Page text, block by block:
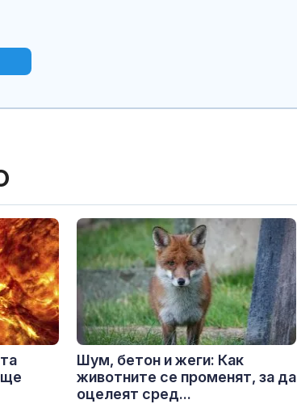
ще
Шум, бетон и жеги: Как
животните се променят, за да
оцелеят сред...